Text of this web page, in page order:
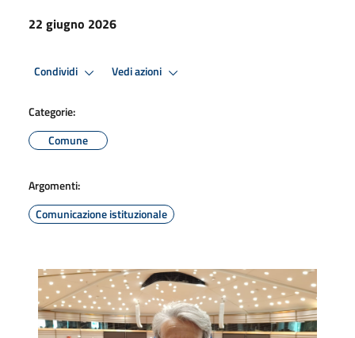
22 giugno 2026
Condividi Vedi azioni
Categorie:
Comune
Argomenti:
Comunicazione istituzionale